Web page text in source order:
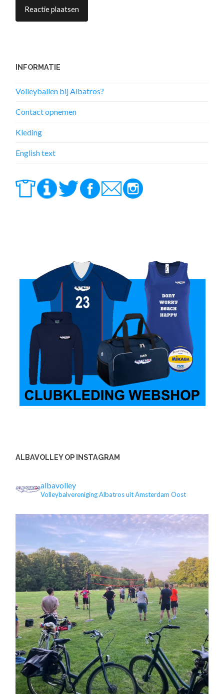
INFORMATIE
Volleyballen bij Albatros?
Contact opnemen
Kleding
English text
ALBAVOLLEY OP INSTAGRAM
albavolley
Volleybalvereniging Albatros uit Amsterdam Oost